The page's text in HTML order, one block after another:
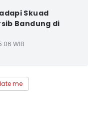
Skuad
Bandung di
WIB
me